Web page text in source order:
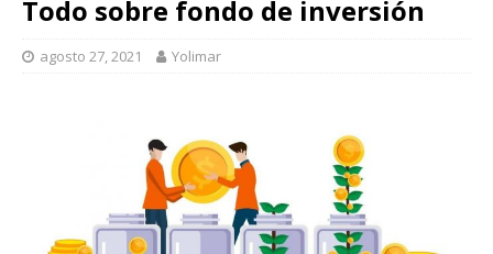
Todo sobre fondo de inversión
agosto 27, 2021 Yolimar